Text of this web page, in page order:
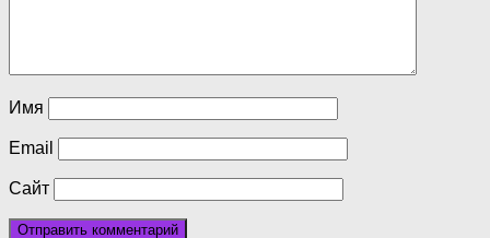
Имя
Email
Сайт